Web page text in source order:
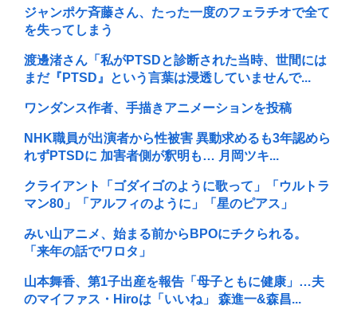
ジャンポケ斉藤さん、たった一度のフェラチオで全て
を失ってしまう
渡邊渚さん「私がPTSDと診断された当時、世間には
まだ『PTSD』という言葉は浸透していませんで...
ワンダンス作者、手描きアニメーションを投稿
NHK職員が出演者から性被害 異動求めるも3年認めら
れずPTSDに 加害者側が釈明も… 月岡ツキ...
クライアント「ゴダイゴのように歌って」「ウルトラ
マン80」「アルフィのように」「星のピアス」
みい山アニメ、始まる前からBPOにチクられる。
「来年の話でワロタ」
山本舞香、第1子出産を報告「母子ともに健康」…夫
のマイファス・Hiroは「いいね」 森進一&森昌...